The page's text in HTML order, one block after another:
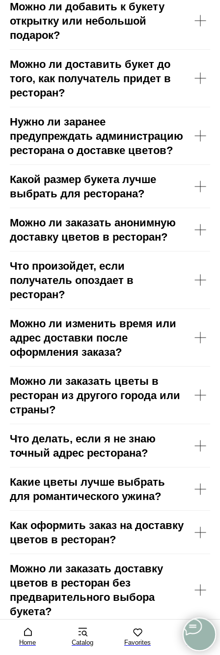
Home Catalog Favorites Cart
Можно ли добавить к букету
открытку или небольшой
подарок?
Можно ли доставить букет до
того, как получатель придет в
ресторан?
Нужно ли заранее
предупреждать администрацию
ресторана о доставке цветов?
Какой размер букета лучше
выбрать для ресторана?
Можно ли заказать анонимную
доставку цветов в ресторан?
Что произойдет, если
получатель опоздает в
ресторан?
Можно ли изменить время или
адрес доставки после
оформления заказа?
Можно ли заказать цветы в
ресторан из другого города или
страны?
Что делать, если я не знаю
точный адрес ресторана?
Какие цветы лучше выбрать
для романтического ужина?
Как оформить заказ на доставку
цветов в ресторан?
Можно ли заказать доставку
цветов в ресторан без
предварительного выбора
букета?
Какие данные необходимо